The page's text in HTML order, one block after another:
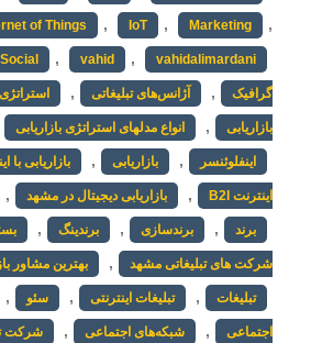
of Things , IoT , Marketing ,
Social , vahid , vahidalimardani
گرافیک , آژانس‌های تبلیغاتی , استراتژی
بازاریابی , انواع مدلهای استراتژی بازاریابی
اینفلوئنسر , بازاریابی , بازاریابی با
اینترنت B2I , بازاریابی دیجیتال در مشهد ,
برند , برندسازی , برندینگ ,
شرکت های تبلیغاتی مشهد , بهترین مشاور
تبلیغات , تبلیغات اینترنتی , سئو ,
اجتماعی , شبکه‌های اجتماعی , شرکت